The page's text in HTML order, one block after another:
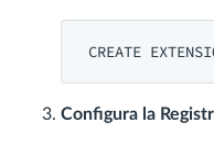
CREATE
Configura la